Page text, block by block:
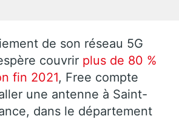
de son réseau 5G
couvrir plus de 80 %
fin 2021, Free compte
une antenne à Saint-
dans le département